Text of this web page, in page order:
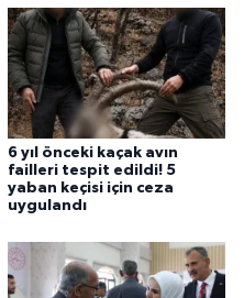
6 yıl önceki kaçak avın
failleri tespit edildi! 5
yaban keçisi için ceza
uygulandı